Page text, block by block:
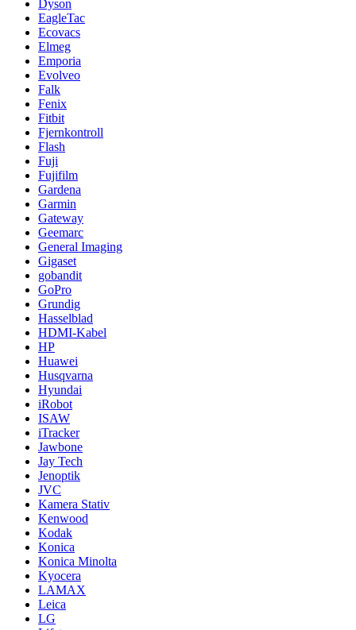
Dyson
EagleTac
Ecovacs
Elmeg
Emporia
Evolveo
Falk
Fenix
Fitbit
Fjernkontroll
Flash
Fuji
Fujifilm
Gardena
Garmin
Gateway
Geemarc
General Imaging
Gigaset
gobandit
GoPro
Grundig
Hasselblad
HDMI-Kabel
HP
Huawei
Husqvarna
Hyundai
iRobot
ISAW
iTracker
Jawbone
Jay Tech
Jenoptik
JVC
Kamera Stativ
Kenwood
Kodak
Konica
Konica Minolta
Kyocera
LAMAX
Leica
LG